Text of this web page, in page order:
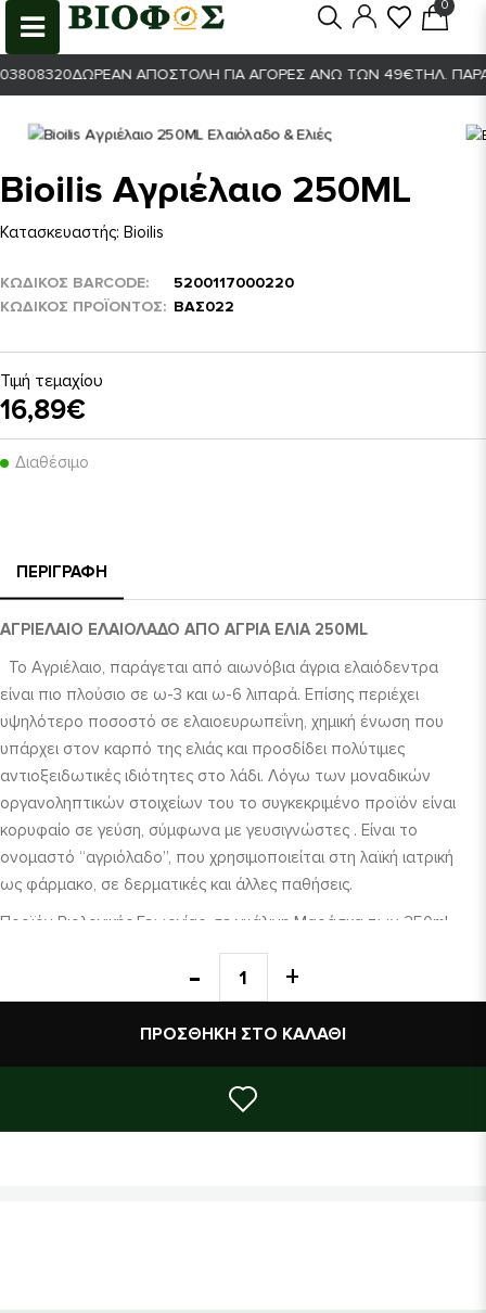
0
ΔΩΡΕΆΝ ΑΠΟΣΤΟΛΉ ΓΙΑ ΑΓΟΡΈΣ ΆΝΩ ΤΩΝ 49€ΤΗΛ.
Bioilis Αγριέλαιο 250ML
Κατασκευαστής: Bioilis
ΚΩΔΙΚΟΣ BARCODE
5200117000220
ΚΩΔΙΚΌΣ ΠΡΟΪΌΝΤΟΣ
ΒΑΣ022
Τιμή τεμαχίου
16,89€
Διαθέσιμο
ΠΕΡΙΓΡΑΦΉ
ΑΓΡΙΕΛΑΙΟ ΕΛΑΙΟΛΑΔΟ ΑΠΟ ΑΓΡΙΑ ΕΛΙΑ 250ML
Το Αγριέλαιο, παράγεται από αιωνόβια άγρια ελαιόδεντρα
είναι πιο πλούσιο σε ω-3 και ω-6 λιπαρά. Επίσης περιέχει
υψηλότερο ποσοστό σε ελαιοευρωπεΐνη, χημική ένωση που
υπάρχει στον καρπό της ελιάς και προσδίδει πολύτιμες
αντιοξειδωτικές ιδιότητες στο λάδι. Λόγω των μοναδικών
οργανοληπτικών στοιχείων του το συγκεκριμένο προϊόν είναι
κορυφαίο σε γεύση, σύμφωνα με γευσιγνώστες . Είναι το
ονομαστό “αγριόλαδο”, που χρησιμοποιείται στη λαϊκή ιατρική
ως φάρμακο, σε δερματικές και άλλες παθήσεις.
Προϊόν Βιολογικής Γεωργίας, σε γυάλινη Μαράσκα των 250ml.
ΠΡΟΣΘΉΚΗ ΣΤΟ ΚΑΛΆΘΙ